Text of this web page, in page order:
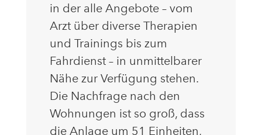
in der alle Angebote – vom
Arzt über diverse Therapien
und Trainings bis zum
Fahrdienst – in unmittelbarer
Nähe zur Verfügung stehen.
Die Nachfrage nach den
Wohnungen ist so groß, dass
die Anlage um 51 Einheiten,